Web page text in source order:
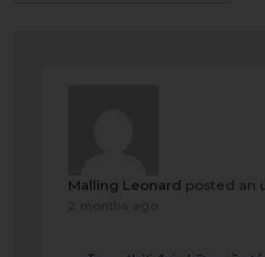
Malling Leonard posted an